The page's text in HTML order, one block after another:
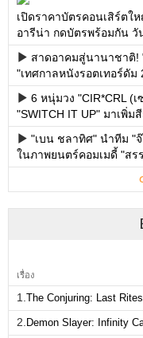
เปิดราคาบัตรคอนเสิร์ตใ
อารีน่า กดบัตรพร้อมกัน วั
สาดอาคมสู่นานาชาติ!
"เทศกาลหนังรอตเทอร์ดัม
6 หนุ่มวง "CIR*CRL (
"SWITCH IT UP" มาเพิ่
"เบน ชลาทิศ" นำทีม "
ในภาพยนตร์คอมเมดี้ "สร
เรื่อง
1. The Conjuring: Last Rites
2. Demon Slayer: Infinity